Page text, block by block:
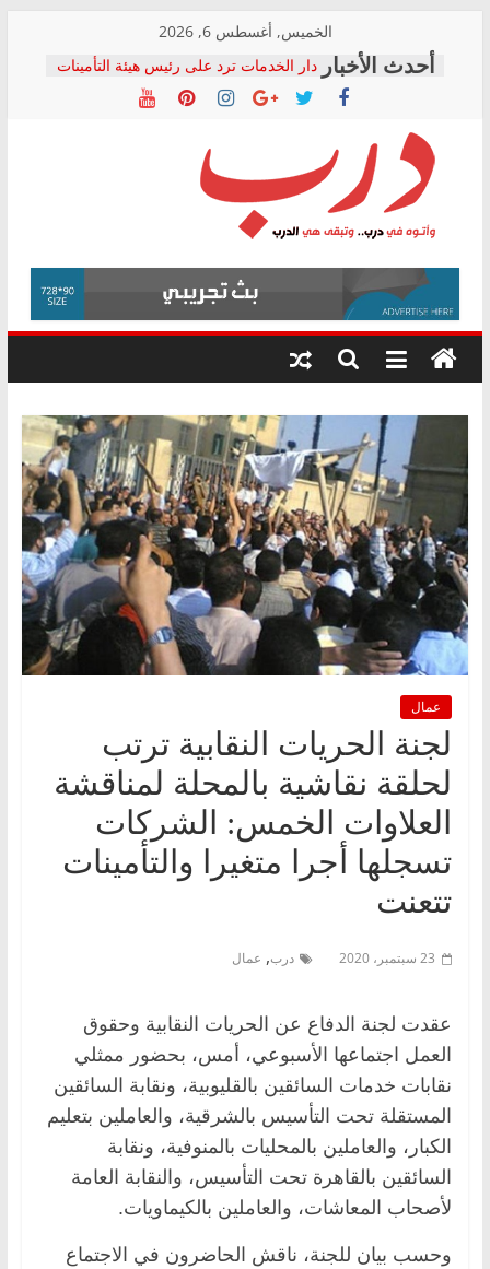
content
الخميس, أغسطس 6, 2026
دار الخدمات ترد على رئيس هيئة التأمينات
بعد مؤتمره الصحفي: إنكار الأزمة لا ينهي
معاناة أصحاب المعاشات.. ونطالب بكشف
فرحات سليمان يكتب: القطاع الصحي إلى
أين؟
حزب التحالف الشعبي يطلق لجنة “الحق
في الصحة” بالإسكندرية لرصد الانتهاكات
ودعم المرضى
الوزاري لمدينة الصحفيين.. وانتهاء أعمال
إنشاء المبنى الإداري
المجلس القومي لحقوق الإنسان يعلن
متابعة قضية الدكتور محمد زهران.. ويؤكد:
قرينة البراءة وضمانات المحاكمة العادلة
درب
وأتوه
درب..
وتبقى
هي
عمال
لجنة الحريات النقابية ترتب
لحلقة نقاشية بالمحلة لمناقشة
العلاوات الخمس: الشركات
تسجلها أجرا متغيرا والتأمينات
تتعنت
23 سبتمبر، 2020 درب, عمال
عقدت لجنة الدفاع عن الحريات النقابية وحقوق
العمل اجتماعها الأسبوعي، أمس، بحضور ممثلي
نقابات خدمات السائقين بالقليوبية، ونقابة السائقين
المستقلة تحت التأسيس بالشرقية، والعاملين بتعليم
الكبار، والعاملين بالمحليات بالمنوفية، ونقابة
السائقين بالقاهرة تحت التأسيس، والنقابة العامة
لأصحاب المعاشات، والعاملين بالكيماويات.
وحسب بيان للجنة، ناقش الحاضرون في الاجتماع